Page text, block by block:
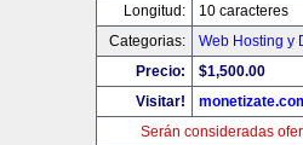
Longitud:
10 caracteres
Categorias:
Web Hosting y
Precio:
$1,500.00
Visitar!
Serán consideradas